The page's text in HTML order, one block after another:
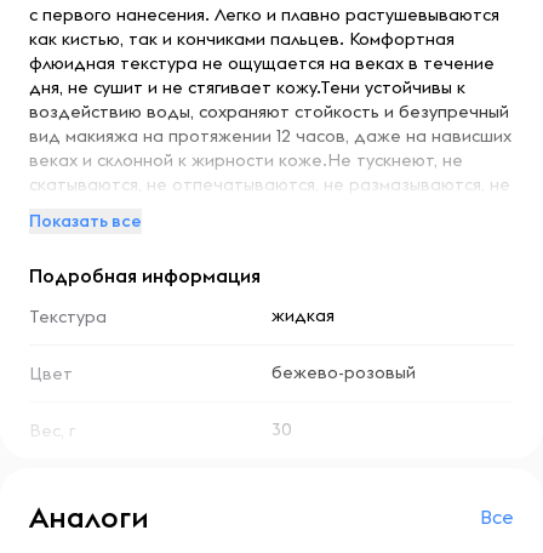
с первого нанесения. Легко и плавно растушевываются
как кистью, так и кончиками пальцев. Комфортная
флюидная текстура не ощущается на веках в течение
дня, не сушит и не стягивает кожу.Тени устойчивы к
воздействию воды, сохраняют стойкость и безупречный
вид макияжа на протяжении 12 часов, даже на нависших
веках и склонной к жирности коже.Не тускнеют, не
скатываются, не отпечатываются, не размазываются, не
обеспечивает комфортное и точное нанесение
поверхность века. Палитра из 6 нежных оттенков
подчеркнет выразительность глаз и придаст взгляду
свежести и глубины. Универсальные тона идеально
повседневного экспресс-макияжа.Состав: Aqua, Glycerin,
Phosphate, Polyacrylate Crosspolymer-11,
Propylparaben, Disodium EDTA, Alumina,
Показать все
Подробная информация
Текстура жидкая
Цвет бежево-розовый
Вес, г 30
Аналоги Все